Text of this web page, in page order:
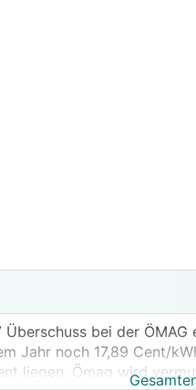
Überschuss bei der
Jahr noch 17,89 Cent/
liegen. Ömag wird